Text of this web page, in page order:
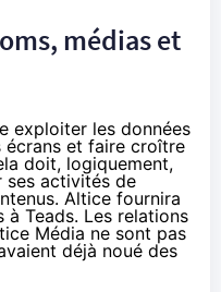
médias et
exploiter les données
écrans et faire croître
doit, logiquement,
ses activités de
Altice fournira
à Teads. Les relations
Média ne sont pas
déjà noué des